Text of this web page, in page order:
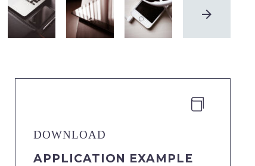


DOWNLOAD
APPLICATION EXAMPLE